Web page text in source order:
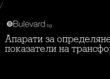
/
Апарати за определяне на различни
показатели на